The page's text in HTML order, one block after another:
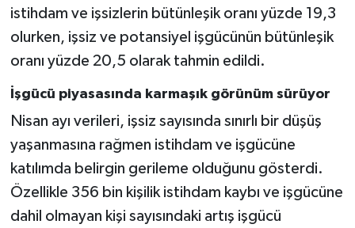
istihdam ve işsizlerin bütünleşik oranı yüzde 19,3
olurken, işsiz ve potansiyel işgücünün bütünleşik
oranı yüzde 20,5 olarak tahmin edildi.
İşgücü piyasasında karmaşık görünüm sürüyor
Nisan ayı verileri, işsiz sayısında sınırlı bir düşüş
yaşanmasına rağmen istihdam ve işgücüne
katılımda belirgin gerileme olduğunu gösterdi.
Özellikle 356 bin kişilik istihdam kaybı ve işgücüne
dahil olmayan kişi sayısındaki artış işgücü